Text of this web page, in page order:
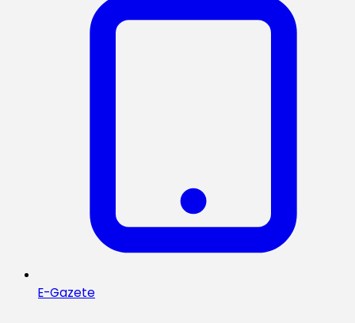
E-Gazete